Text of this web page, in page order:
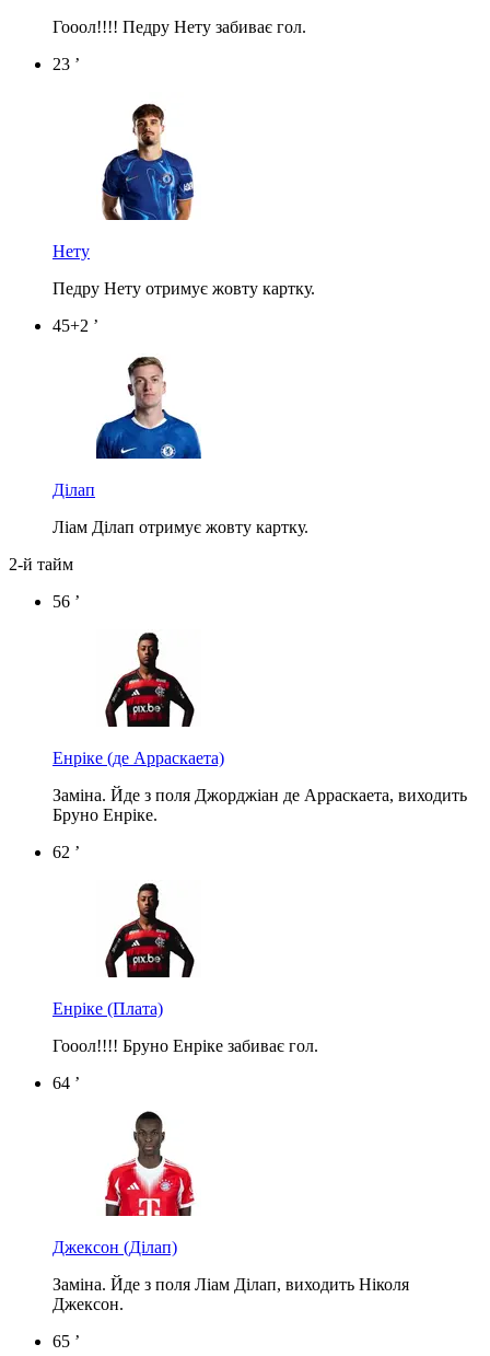
Гооол!!!! Педру Нету забиває гол.
23 ’
Нету
Педру Нету отримує жовту картку.
45+2 ’
Ділап
Ліам Ділап отримує жовту картку.
2-й тайм
56 ’
Енріке (де Арраскаета)
Заміна. Йде з поля Джорджіан де Арраскаета, виходить
Бруно Енріке.
62 ’
Енріке (Плата)
Гооол!!!! Бруно Енріке забиває гол.
64 ’
Джексон (Ділап)
Заміна. Йде з поля Ліам Ділап, виходить Ніколя
Джексон.
65 ’